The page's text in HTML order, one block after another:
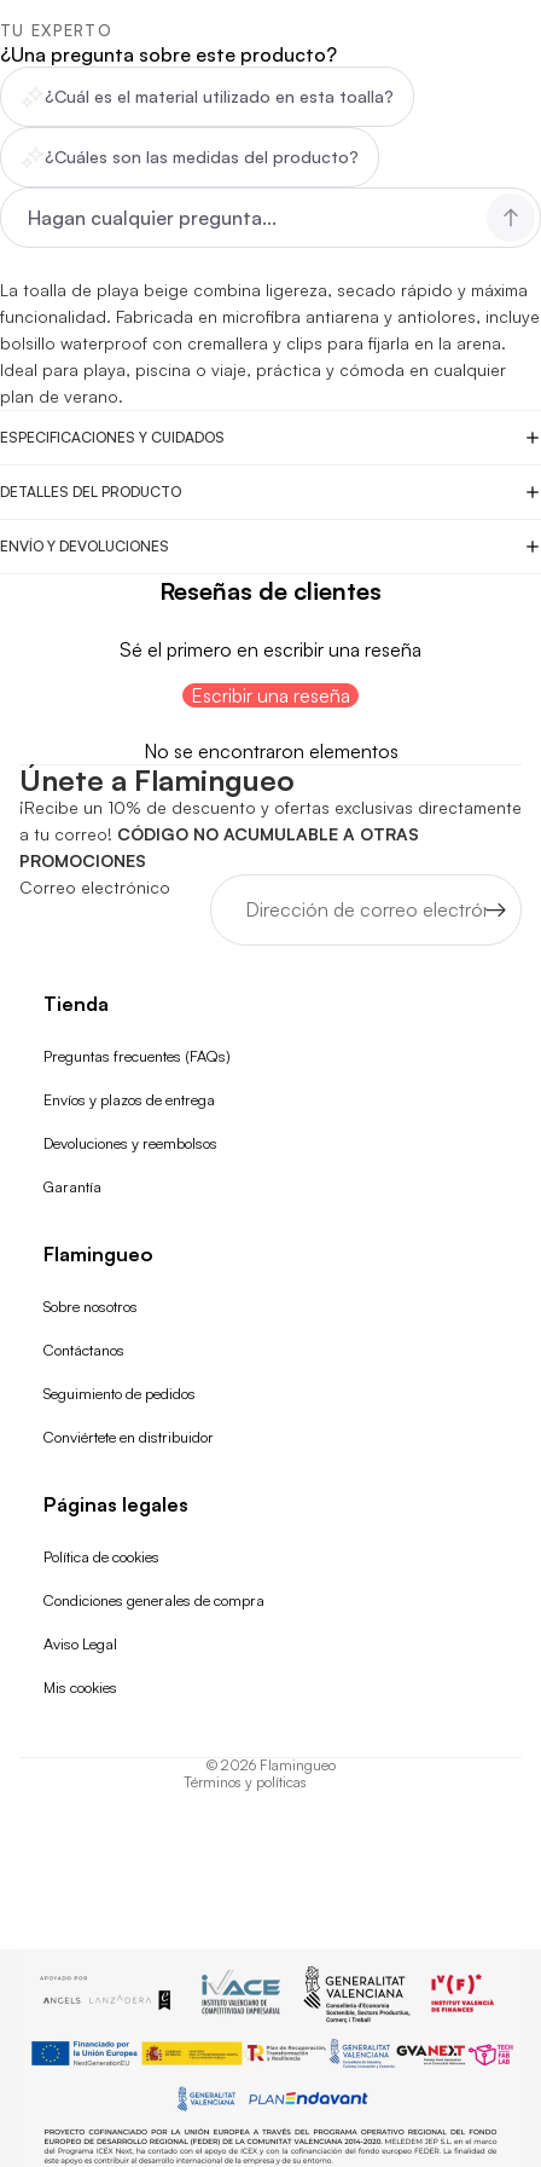
TU EXPERTO
¿Una pregunta sobre este producto?
¿Cuál es el material utilizado en esta toalla?
¿Cuáles son las medidas del producto?
La toalla de playa beige combina ligereza, secado rápido y máxima
funcionalidad. Fabricada en microfibra antiarena y antiolores, incluye
bolsillo waterproof con cremallera y clips para fijarla en la arena.
Ideal para playa, piscina o viaje, práctica y cómoda en cualquier
plan de verano.
ESPECIFICACIONES Y CUIDADOS
DETALLES DEL PRODUCTO
ENVÍO Y DEVOLUCIONES
Reseñas de clientes
Sé el primero en escribir una reseña
Escribir una reseña
No se encontraron elementos
Únete a Flamingueo
¡Recibe un 10% de descuento y ofertas exclusivas directamente
a tu correo! CÓDIGO NO ACUMULABLE A OTRAS
PROMOCIONES
Correo electrónico
Tienda
Preguntas frecuentes (FAQs)
Envíos y plazos de entrega
Devoluciones y reembolsos
Garantía
Flamingueo
Sobre nosotros
Contáctanos
Seguimiento de pedidos
Conviértete en distribuidor
Páginas legales
Política de cookies
Condiciones generales de compra
Aviso Legal
Mis cookies
© 2026 Flamingueo
Términos y políticas